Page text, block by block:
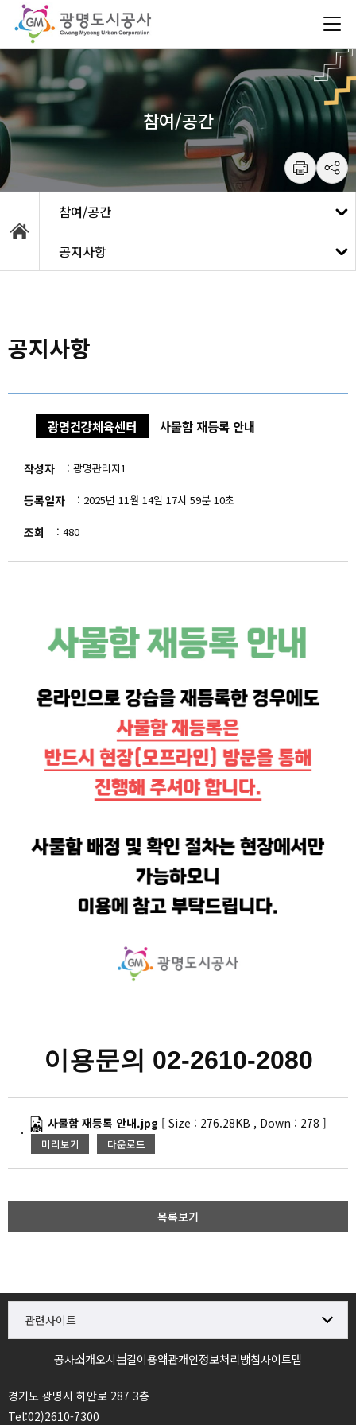
건
너
기
메
뉴
주메뉴 바로가기
본문 바로가기
참여/공간
수강예약
사이트도우미
공지사항
공지사항
광명건강체육센터 사물함 재등록 안내
작성자 광명관리자1
등록일자 2025년 11월 14일 17시 59분 10초
조회 480
이용문의 02-2610-2080
사물함 재등록 안내.jpg [ Size : 276.28KB , Down : 278 ]
미리보기 다운로드
목록보기
공사소개오시는길이용약관개인정보처리방침사이트맵
관련사이트
경기도 광명시 하안로 287 3층
Tel:02)2610-7300